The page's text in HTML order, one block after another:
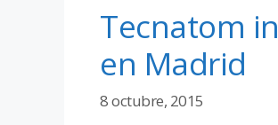
Tecnatom
en Madrid
8 octubre, 2015